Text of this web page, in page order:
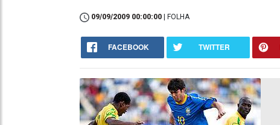
09/09/2009 00:00:00 | FOLHA
FACEBOOK TWITTER